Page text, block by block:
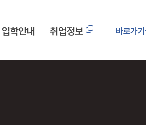
입학안내 취업정보 바로가기